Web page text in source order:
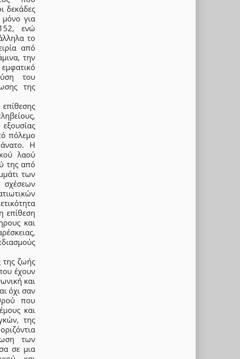
δεκάδες
για
ενώ
το
από
την
του
της
πόλεμο
Η
λαού
της από
των
επίθεση
και
της ζωής
έχουν
και
όχι σαν
που
και
της
των
σε μια